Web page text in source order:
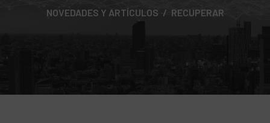
NOVEDADES Y ARTÍCULOS RECUPERAR